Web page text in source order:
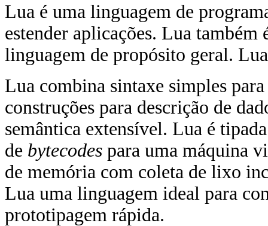
Lua é uma linguagem de
estender aplicações. Lua também
linguagem de propósito geral.
Lua combina sintaxe simples
construções para descrição de
semântica extensível. Lua é
de bytecodes para uma máquina
de memória com coleta de lixo
Lua uma linguagem ideal para
prototipagem rápida.